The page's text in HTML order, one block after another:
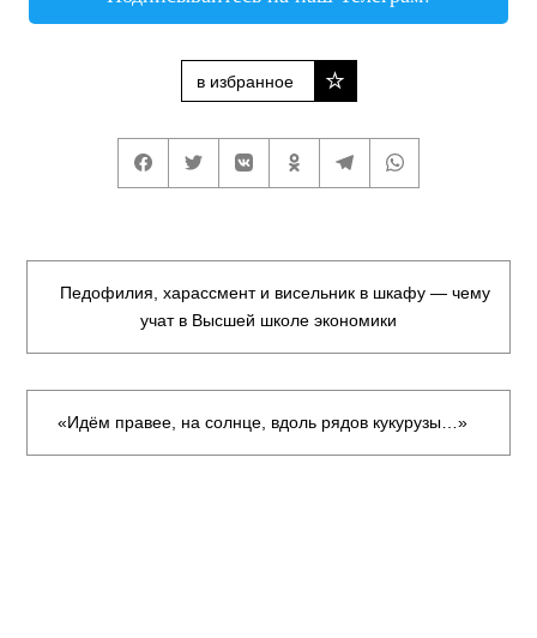
в избранное
Педофилия, харассмент и висельник в шкафу — чему
учат в Высшей школе экономики
«Идём правее, на солнце, вдоль рядов кукурузы…»